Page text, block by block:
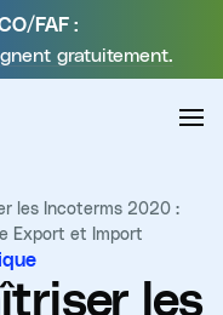
FAF :
gratuitement.
les Incoterms 2020 :
Export et Import
les